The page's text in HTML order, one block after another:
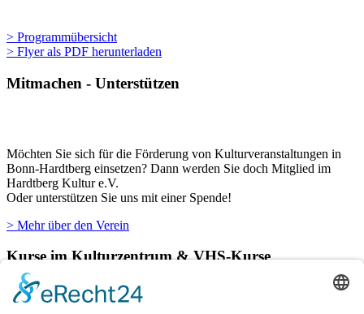
> Programmübersicht
> Flyer als PDF herunterladen
Mitmachen - Unterstützen
Möchten Sie sich für die Förderung von Kulturveranstaltungen in
Bonn-Hardtberg einsetzen? Dann werden Sie doch Mitglied im
Hardtberg Kultur e.V.
Oder unterstützen Sie uns mit einer Spende!
> Mehr über den Verein
Kurse im Kulturzentrum & VHS-Kurse